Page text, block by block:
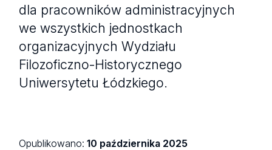
dla pracowników administracyjnych
we wszystkich jednostkach
organizacyjnych Wydziału
Filozoficzno-Historycznego
Uniwersytetu Łódzkiego.
Opublikowano:10 października 2025